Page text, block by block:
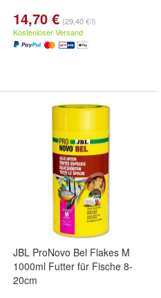
14,70 € (29,40 €/l)
Kostenloser Versand
JBL ProNovo Bel Flakes M
1000ml Futter für Fische 8-
20cm